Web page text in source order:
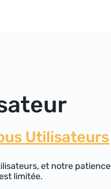
Utilisateurs
et notre patience
limitée.